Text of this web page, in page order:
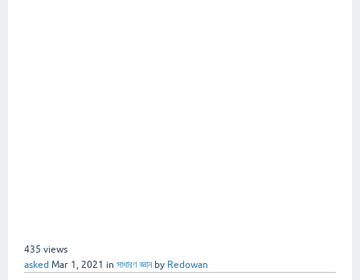
435 views
asked Mar 1, 2021 in সাধারণ জ্ঞান by Redowan